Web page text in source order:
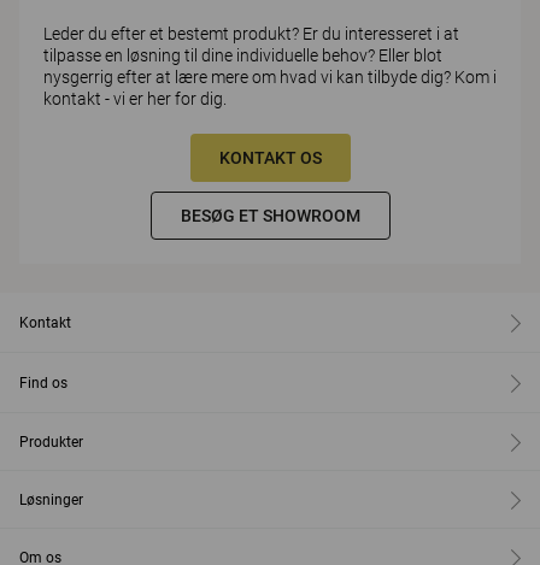
Leder du efter et bestemt produkt? Er du interesseret i at
tilpasse en løsning til dine individuelle behov? Eller blot
nysgerrig efter at lære mere om hvad vi kan tilbyde dig? Kom i
kontakt - vi er her for dig.
KONTAKT OS
BESØG ET SHOWROOM
Kontakt
Find os
Produkter
Løsninger
Om os